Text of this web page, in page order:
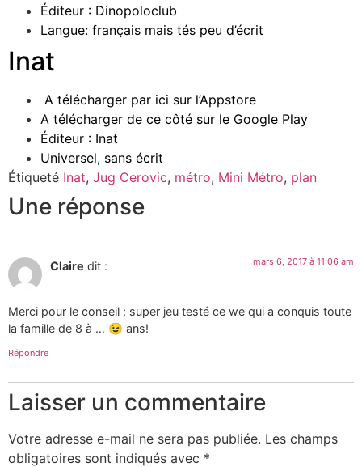
Éditeur : Dinopoloclub
Langue: français mais tés peu d’écrit
Inat
A télécharger par ici sur l’Appstore
A télécharger de ce côté sur le Google Play
Éditeur : Inat
Universel, sans écrit
Étiqueté Inat, Jug Cerovic, métro, Mini Métro, plan
Une réponse
Claire dit : mars 6, 2017 à 11:06 am
Merci pour le conseil : super jeu testé ce we qui a conquis toute
la famille de 8 à … 😉 ans!
Répondre
Laisser un commentaire
Votre adresse e-mail ne sera pas publiée. Les champs
obligatoires sont indiqués avec *